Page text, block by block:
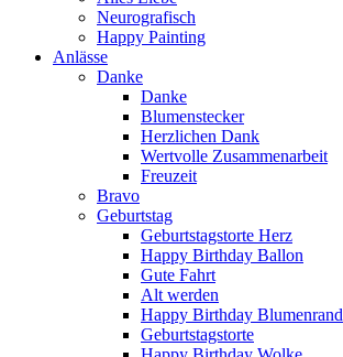
Neurografisch
Happy Painting
Anlässe
Danke
Danke
Blumenstecker
Herzlichen Dank
Wertvolle Zusammenarbeit
Freuzeit
Bravo
Geburtstag
Geburtstagstorte Herz
Happy Birthday Ballon
Gute Fahrt
Alt werden
Happy Birthday Blumenrand
Geburtstagstorte